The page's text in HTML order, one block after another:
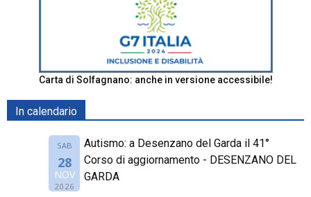
Carta di Solfagnano: anche in versione accessibile!
In calendario
SAB
28
NOV
2026
Autismo: a Desenzano del Garda il 41°
Corso di aggiornamento - DESENZANO DEL
GARDA